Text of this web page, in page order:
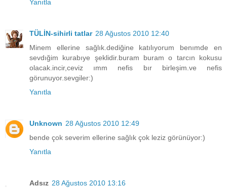
Yanıtla
TÜLİN-sihirli tatlar 28 Ağustos 2010 12:40
Minem ellerine sağlık.dediğine katılıyorum benımde en
sevdığim kurabıye şeklidir.buram buram o tarcın kokusu
olacak.incir,ceviz ımm nefis bır birleşim.ve nefis
görunuyor.sevgiler:)
Yanıtla
Unknown 28 Ağustos 2010 12:49
bende çok severim ellerine sağlık çok leziz görünüyor:)
Yanıtla
Adsız 28 Ağustos 2010 13:16